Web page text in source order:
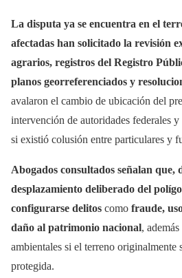
La disputa ya se encuentra en el
afectadas han solicitado la revisión
agrarios, registros del Registro
planos georreferenciados y
avalaron el cambio de ubicación del
intervención de autoridades federales y
si existió colusión entre particulares y
Abogados consultados señalan que,
desplazamiento deliberado del
configurarse delitos como fraude,
daño al patrimonio nacional,
ambientales si el terreno originalmente
protegida.